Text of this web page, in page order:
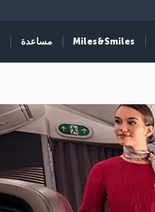
Miles&Smiles مساعدة